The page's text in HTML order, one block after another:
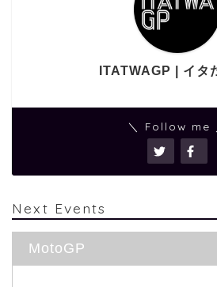
ITATWAGP | イタ
＼ Follow me
Next Events
MotoGP